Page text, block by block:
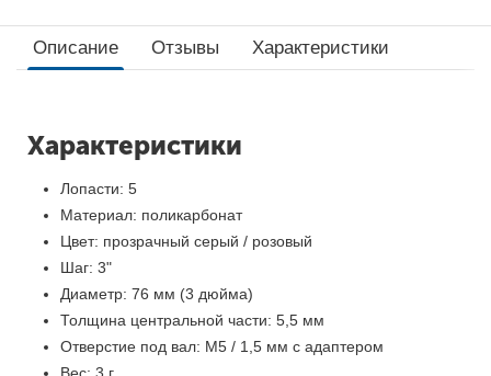
Описание Отзывы Характеристики
Характеристики
Лопасти: 5
Материал: поликарбонат
Цвет: прозрачный серый / розовый
Шаг: 3"
Диаметр: 76 мм (3 дюйма)
Толщина центральной части: 5,5 мм
Отверстие под вал: М5 / 1,5 мм с адаптером